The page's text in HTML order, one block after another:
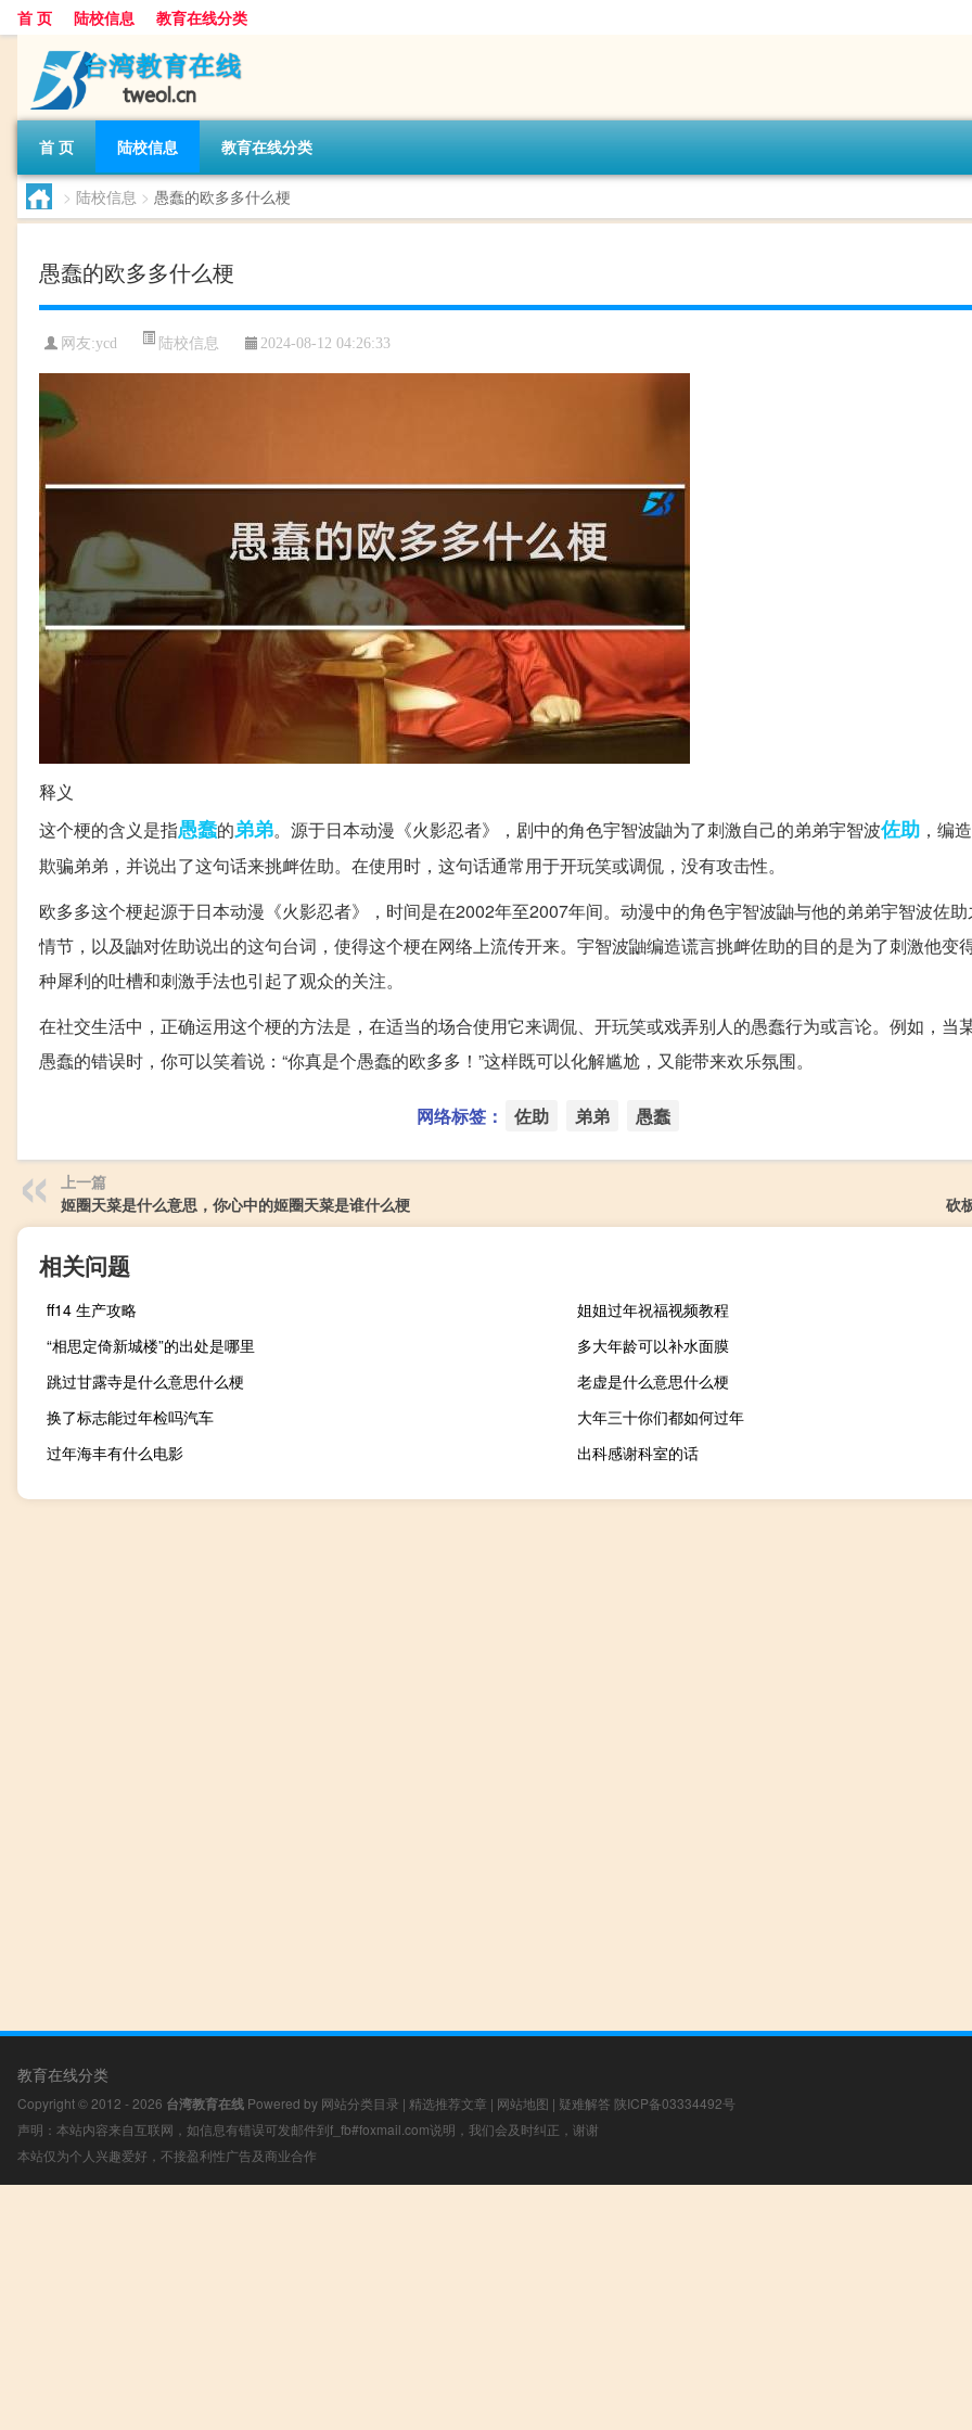
首 页 陆校信息 教育在线分类
首 页 陆校信息 教育在线分类
> 陆校信息 > 愚蠢的欧多多什么梗
愚蠢的欧多多什么梗
网友:ycd 陆校信息 2024-08-12 04:26:33
释义
这个梗的含义是指愚蠢的弟弟。源于日本动漫《火影忍者》，剧中的角色宇智波鼬为了刺激自己的弟弟宇智波佐助 ，编
欺骗弟弟，并说出了这句话来挑衅佐助。在使用时，这句话通常用于开玩笑或调侃，没有攻击性。
欧多多这个梗起源于日本动漫《火影忍者》，时间是在2002年至2007年间。动漫中的角色宇智波鼬与他的弟弟宇智波佐
情节，以及鼬对佐助说出的这句台词，使得这个梗在网络上流传开来。宇智波鼬编造谎言挑衅佐助的目的是为了刺激他变
种犀利的吐槽和刺激手法也引起了观众的关注。
在社交生活中，正确运用这个梗的方法是，在适当的场合使用它来调侃、开玩笑或戏弄别人的愚蠢行为或言论。例如，当
愚蠢的错误时，你可以笑着说：“你真是个愚蠢的欧多多！”这样既可以化解尴尬，又能带来欢乐氛围。
网络标签： 佐助 弟弟 愚蠢
上一篇
姬圈天菜是什么意思，你心中的姬圈天菜是谁什么梗
砍
相关问题
ff14 生产攻略
姐姐过年祝福视频教程
“相思定倚新城楼”的出处是哪里
多大年龄可以补水面膜
跳过甘露寺是什么意思什么梗
老虚是什么意思什么梗
换了标志能过年检吗汽车
大年三十你们都如何过年
过年海丰有什么电影
出科感谢科室的话
教育在线分类
Copyright © 2012 - 2026 台湾教育在线 Powered by 网站分类目录 | 精选推荐文章 | 网站地图 | 疑难解答 陕ICP备03334492号
声明：本站内容来自互联网，如信息有错误可发邮件到f_fb#foxmail.com说明，我们会及时纠正，谢谢
本站仅为个人兴趣爱好，不接盈利性广告及商业合作